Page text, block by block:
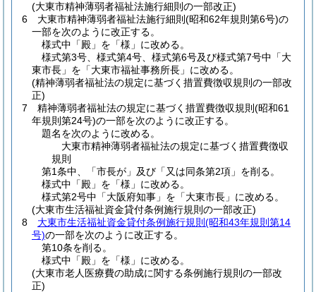
(大東市精神薄弱者福祉法施行細則の一部改正)
6
大東市精神薄弱者福祉法施行細則 (昭和62年規則第6号)の
一部を次のように改正する。
様式中「殿」を「様」に改める。
様式第3号、様式第4号、様式第6号及び様式第7号中「大
東市長」を「大東市福祉事務所長」に改める。
(精神薄弱者福祉法の規定に基づく措置費徴収規則の一部改
正)
7
精神薄弱者福祉法の規定に基づく措置費徴収規則 (昭和61
年規則第24号)の一部を次のように改正する。
題名を次のように改める。
大東市精神薄弱者福祉法の規定に基づく措置費徴収
規則
第1条中、「市長が」及び「又は同条第2項」を削る。
様式中「殿」を「様」に改める。
様式第2号中「大阪府知事」を「大東市長」に改める。
(大東市生活福祉資金貸付条例施行規則の一部改正)
8
大東市生活福祉資金貸付条例施行規則 (昭和43年規則第14
号)の一部を次のように改正する。
第10条を削る。
様式中「殿」を「様」に改める。
(大東市老人医療費の助成に関する条例施行規則の一部改
正)